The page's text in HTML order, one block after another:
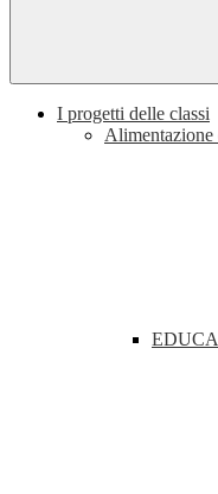
I progetti delle classi
Alimentazione